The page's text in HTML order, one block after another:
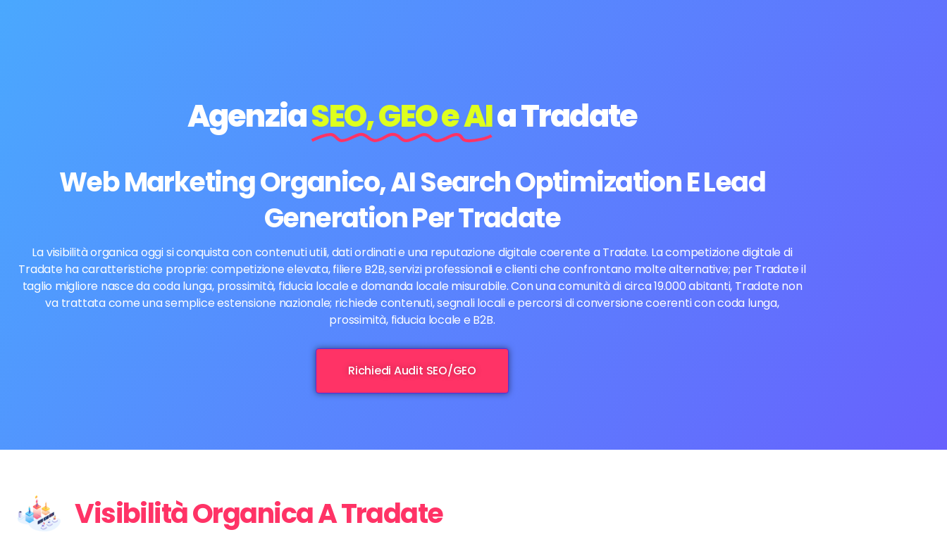
AgenziaSEO, GEO e AIa Tradate
Web Marketing Organico, AI Search Optimization E Lead
Generation Per Tradate
La visibilità organica oggi si conquista con contenuti utili, dati ordinati e una reputazione digitale coerente a Tradate. La competizione digitale di
Tradate ha caratteristiche proprie: competizione elevata, filiere B2B, servizi professionali e clienti che confrontano molte alternative; per Tradate il
taglio migliore nasce da coda lunga, prossimità, fiducia locale e domanda locale misurabile. Con una comunità di circa 19.000 abitanti, Tradate non
va trattata come una semplice estensione nazionale; richiede contenuti, segnali locali e percorsi di conversione coerenti con coda lunga,
prossimità, fiducia locale e B2B.
Richiedi Audit SEO/GEO
Visibilità Organica A Tradate